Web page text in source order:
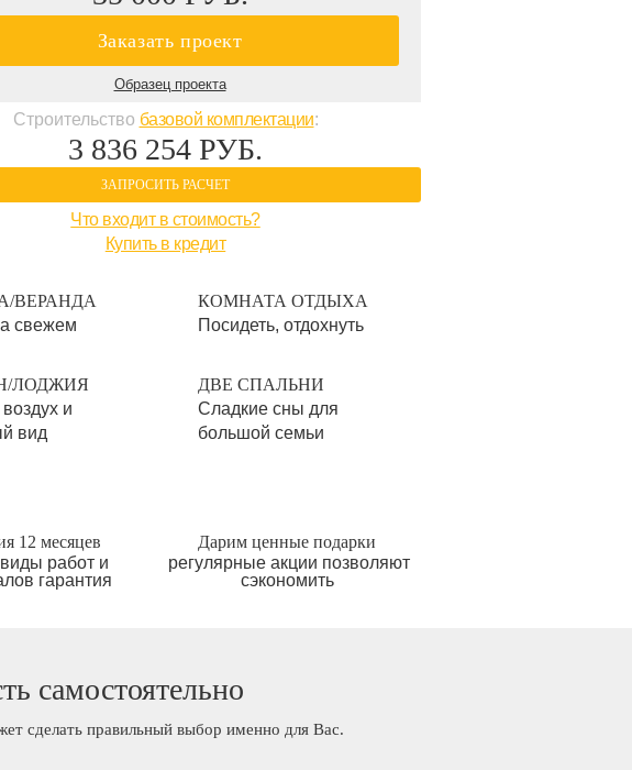
Заказать проект
Образец проекта
Строительство базовой комплектации:
3 836 254 РУБ.
ЗАПРОСИТЬ РАСЧЕТ
Что входит в стоимость?
Купить в кредит
ВЕРАНДА
свежем
КОМНАТА ОТДЫХА
Посидеть, отдохнуть
ЛОДЖИЯ
и
вид
ДВЕ СПАЛЬНИ
Сладкие сны для
большой семьи
12 месяцев
работ и
гарантия
Дарим ценные подарки
регулярные акции позволяют
сэкономить
самостоятельно
сделать правильный выбор именно для Вас.